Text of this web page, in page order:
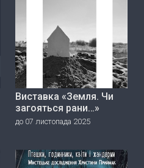
Виставка «Земля. Чи
загояться рани…»
до 07 листопада 2025